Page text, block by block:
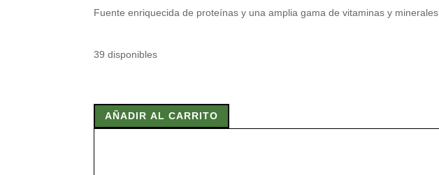
Fuente enriquecida de proteínas y una amplia gama de vitaminas y minerales.
39 disponibles
MUNGO
SOJA
AÑADIR AL CARRITO